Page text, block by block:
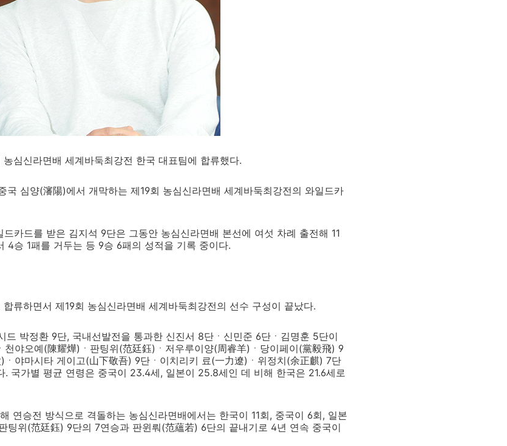
심신라면배 세계바둑최강전 한국 대표팀에 합류했다.
국 심양(瀋陽)에서 개막하는 제19회 농심신라면배 세계바둑최강전의 와일드카
카드를 받은 김지석 9단은 그동안 농심신라면배 본선에 여섯 차례 출전해 11
4승 1패를 거두는 등 9승 6패의 성적을 기록 중이다.
류하면서 제19회 농심신라면배 세계바둑최강전의 선수 구성이 끝났다.
드 박정환 9단, 국내선발전을 통과한 신진서 8단ㆍ신민준 6단ㆍ김명훈 5단이
야오예(陳耀燁)ㆍ판팅위(范廷鈺)ㆍ저우루이양(周睿羊)ㆍ당이페이(黨毅飛) 9
야마시타 게이고(山下敬吾) 9단ㆍ이치리키 료(一力遼)ㆍ위정치(余正麒) 7단
. 국가별 평균 연령은 중국이 23.4세, 일본이 25.8세인 데 비해 한국은 21.6세로
연승전 방식으로 격돌하는 농심신라면배에서는 한국이 11회, 중국이 6회, 일본
팅위(范廷鈺) 9단의 7연승과 판윈뤄(范蘊若) 6단의 끝내기로 4년 연속 중국이